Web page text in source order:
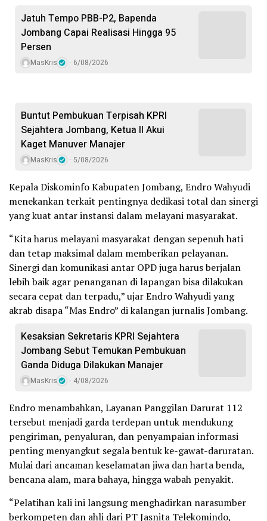
Jatuh Tempo PBB-P2, Bapenda
Jombang Capai Realisasi Hingga 95
Persen
MasKris 6/08/2026
Buntut Pembukuan Terpisah KPRI
Sejahtera Jombang, Ketua II Akui
Kaget Manuver Manajer
MasKris 5/08/2026
Kepala Diskominfo Kabupaten Jombang, Endro Wahyudi
menekankan terkait pentingnya dedikasi total dan sinergi
yang kuat antar instansi dalam melayani masyarakat.
“Kita harus melayani masyarakat dengan sepenuh hati
dan tetap maksimal dalam memberikan pelayanan.
Sinergi dan komunikasi antar OPD juga harus berjalan
lebih baik agar penanganan di lapangan bisa dilakukan
secara cepat dan terpadu,” ujar Endro Wahyudi yang
akrab disapa “Mas Endro” di kalangan jurnalis Jombang.
Kesaksian Sekretaris KPRI Sejahtera
Jombang Sebut Temukan Pembukuan
Ganda Diduga Dilakukan Manajer
MasKris 4/08/2026
Endro menambahkan, Layanan Panggilan Darurat 112
tersebut menjadi garda terdepan untuk mendukung
pengiriman, penyaluran, dan penyampaian informasi
penting menyangkut segala bentuk ke-gawat-daruratan.
Mulai dari ancaman keselamatan jiwa dan harta benda,
bencana alam, mara bahaya, hingga wabah penyakit.
“Pelatihan kali ini langsung menghadirkan narasumber
berkompeten dan ahli dari PT Jasnita Telekomindo,